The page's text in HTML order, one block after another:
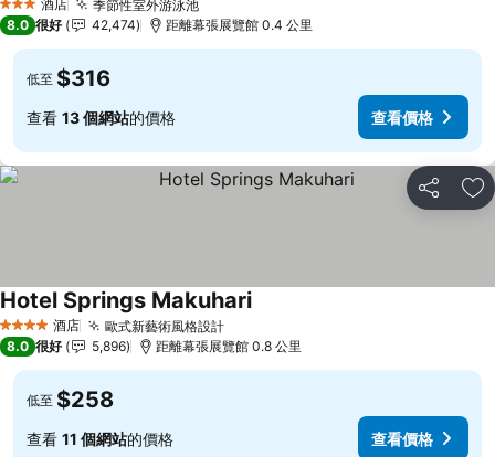
3 星級 酒店 季節性室外游泳池
8.0 很好 42,474 距離幕張展覽館 0.4 公里
低至 $316
查看 13 個網站的價格 查看價格
分享 放
4 星級 酒店 歐式新藝術風格設計
Hotel Springs Makuhari
8.0 很好 5,896 距離幕張展覽館 0.8 公里
低至 $258
查看 11 個網站的價格 查看價格